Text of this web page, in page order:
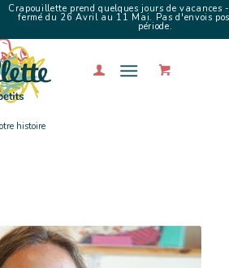
Crapouillette prend quelques jours de vacances
fermé du 26 Avril au 11 Mai. Pas d'envois
période.
histoire